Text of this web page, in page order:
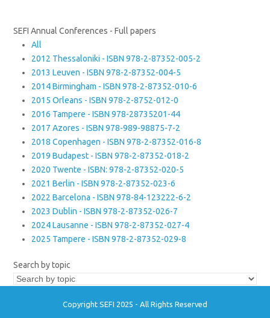
SEFI Annual Conferences - Full papers
All
2012 Thessaloniki - ISBN 978-2-87352-005-2
2013 Leuven - ISBN 978-2-87352-004-5
2014 Birmingham - ISBN 978-2-87352-010-6
2015 Orleans - ISBN 978-2-8752-012-0
2016 Tampere - ISBN 978-28735201-44
2017 Azores - ISBN 978-989-98875-7-2
2018 Copenhagen - ISBN 978-2-87352-016-8
2019 Budapest - ISBN 978-2-87352-018-2
2020 Twente - ISBN: 978-2-87352-020-5
2021 Berlin - ISBN 978-2-87352-023-6
2022 Barcelona - ISBN 978-84-123222-6-2
2023 Dublin - ISBN 978-2-87352-026-7
2024 Lausanne - ISBN 978-2-87352-027-4
2025 Tampere - ISBN 978-2-87352-029-8
Search by topic
Copyright SEFI 2025 - All Rights Reserved